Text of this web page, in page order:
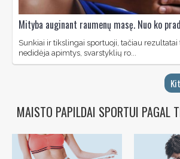
Mityba auginant raumenų masę. Nuo ko
Sunkiai ir tikslingai sportuoji, tačiau rezultatai
nedidėja apimtys, svarstyklių ro...
MAISTO PAPILDAI SPORTUI PAGAL